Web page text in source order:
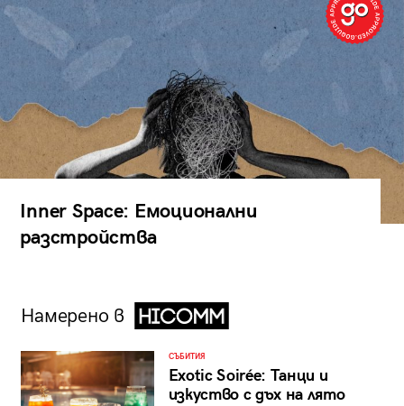
Inner Space: Емоционални
разстройства
Намерено в
СЪБИТИЯ
Exotic Soirée: Танци и
изкуство с дъх на лято